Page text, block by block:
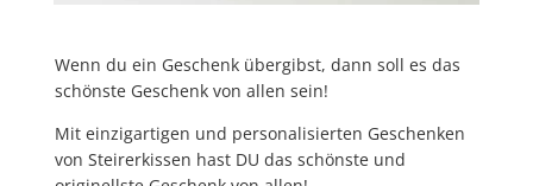
Wenn du ein Geschenk übergibst, dann soll es das
schönste Geschenkvon allen sein!
Miteinzigartigen und personalisierten Geschenken
von Steirerkissen hast DU das schönste und